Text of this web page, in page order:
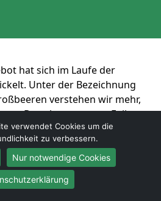
hat sich im Laufe der
Unter der Bezeichnung
verstehen wir mehr,
Du schon unseren Full-
wir im Vorfeld die
für Dich.
Angebot erhalten
verwendet Cookies um die
zu verbessern.
Nur notwendige Cookies